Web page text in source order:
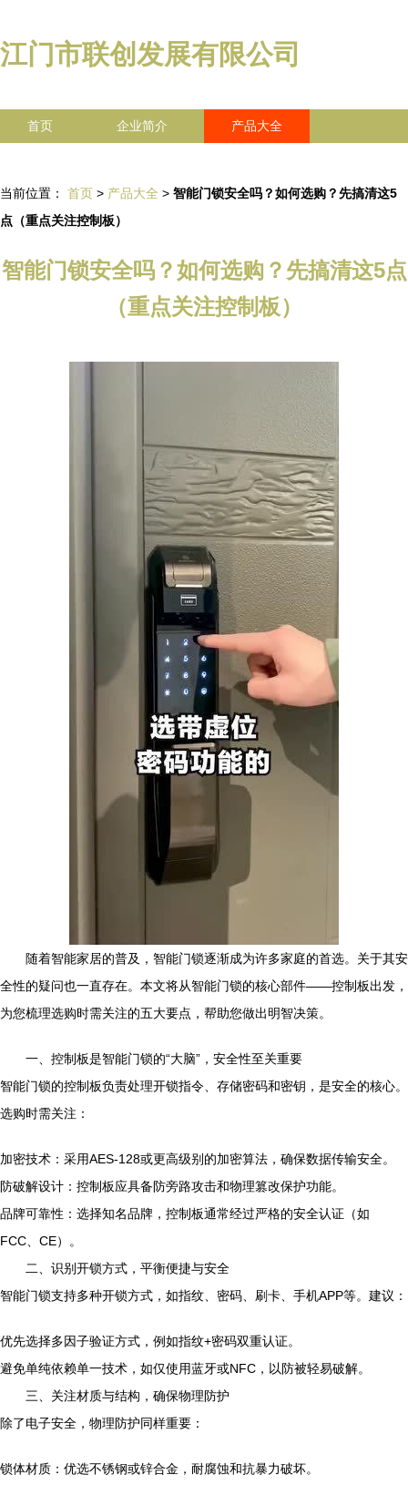
江门市联创发展有限公司
首页 企业简介 产品大全
当前位置： 首页 > 产品大全 > 智能门锁安全吗？如何选购？先搞清这5
点（重点关注控制板）
智能门锁安全吗？如何选购？先搞清这5点
（重点关注控制板）
随着智能家居的普及，智能门锁逐渐成为许多家庭的首选。关于其安
全性的疑问也一直存在。本文将从智能门锁的核心部件——控制板出发，
为您梳理选购时需关注的五大要点，帮助您做出明智决策。
一、控制板是智能门锁的“大脑”，安全性至关重要
智能门锁的控制板负责处理开锁指令、存储密码和密钥，是安全的核心。
选购时需关注：
加密技术：采用AES-128或更高级别的加密算法，确保数据传输安全。
防破解设计：控制板应具备防旁路攻击和物理篡改保护功能。
品牌可靠性：选择知名品牌，控制板通常经过严格的安全认证（如
FCC、CE）。
二、识别开锁方式，平衡便捷与安全
智能门锁支持多种开锁方式，如指纹、密码、刷卡、手机APP等。建议：
优先选择多因子验证方式，例如指纹+密码双重认证。
避免单纯依赖单一技术，如仅使用蓝牙或NFC，以防被轻易破解。
三、关注材质与结构，确保物理防护
除了电子安全，物理防护同样重要：
锁体材质：优选不锈钢或锌合金，耐腐蚀和抗暴力破坏。